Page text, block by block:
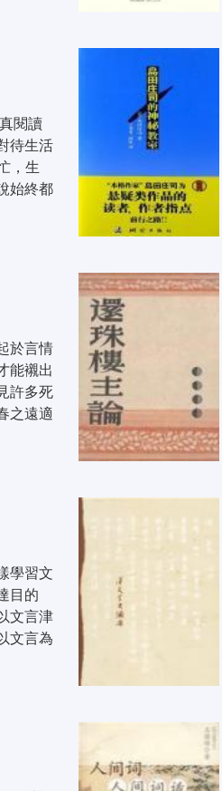
閱讀
待生活
，生
始終都
於言情
能襯出
許多死
之遠適
學習文
目的
文言津
文言為